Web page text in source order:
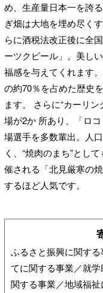
め、生産量日本一を誇
ぎ畑は大地を埋め尽く
らに酒税法改正後に全
ーツクビール」。美し
福感を与えてくれます
の約70％を占めた歴史
ます。 さらに“カーリ
場が2か 所あり、「ロ
場選手を多数輩出。人
く、“焼肉のまち”とし
催される「北見厳寒の
するほど人気です。
ふるさと振興に関す
てに関する事業／就
関する事業／地域福